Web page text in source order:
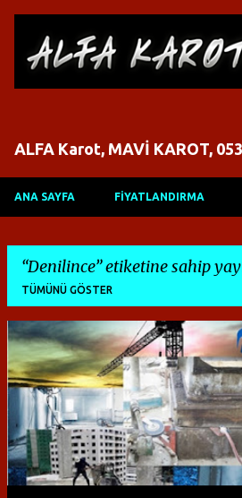
ALFA Karot, MAVİ KAROT,
ANA SAYFA FİYATLANDIRMA
Denilince etiketine sahip
TÜMÜNÜ GÖSTER
K
a
y
t